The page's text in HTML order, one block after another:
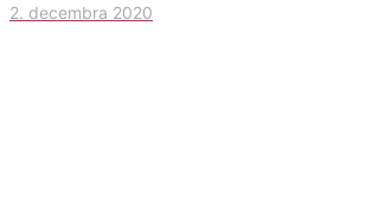
2. decembra 2020